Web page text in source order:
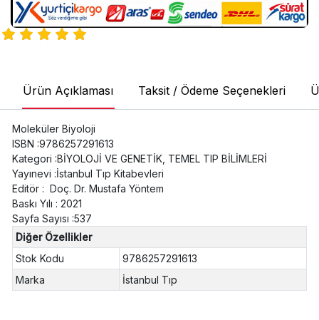
Ürün Açıklaması Taksit / Ödeme Seçenekleri
Moleküler Biyoloji
ISBN :9786257291613
Kategori :BİYOLOJİ VE GENETİK, TEMEL TIP BİLİMLERİ
Yayınevi :İstanbul Tıp Kitabevleri
Editör : Doç. Dr. Mustafa Yöntem
Baskı Yılı : 2021
Sayfa Sayısı :537
Diğer Özellikler
Stok Kodu
9786257291613
Marka
İstanbul Tıp